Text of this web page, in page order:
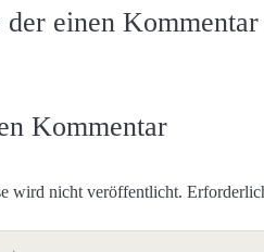
der einen
Kommentar
wird nicht veröffentlicht.